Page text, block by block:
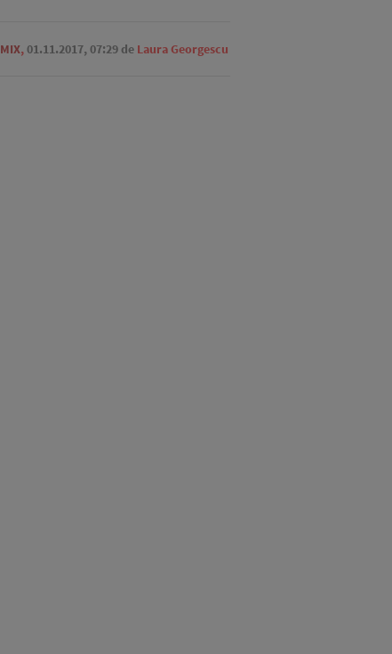
,01.11.2017, 07:29 de Laura Georgescu